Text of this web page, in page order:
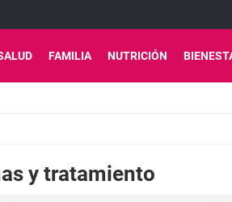
FAMILIA NUTRICIÓN
y tratamiento